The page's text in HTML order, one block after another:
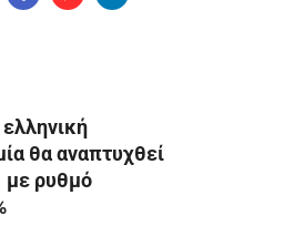
θα αναπτυχθεί
με ρυθμό